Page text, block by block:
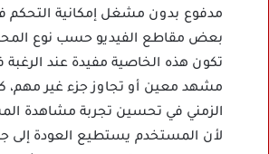
مدفوع بدون مشغل إمكانية التحكم
بعض مقاطع الفيديو حسب نوع
تكون هذه الخاصية مفيدة عند
مشهد معين أو تجاوز جزء غير مهم،
الزمني في تحسين تجربة مشاهدة
لأن المستخدم يستطيع العودة إلى